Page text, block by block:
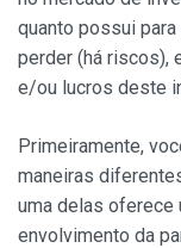
quanto possui
perder (há riscos),
e/ou lucros deste
Primeiramente,
maneiras
uma delas oferece
envolvimento da